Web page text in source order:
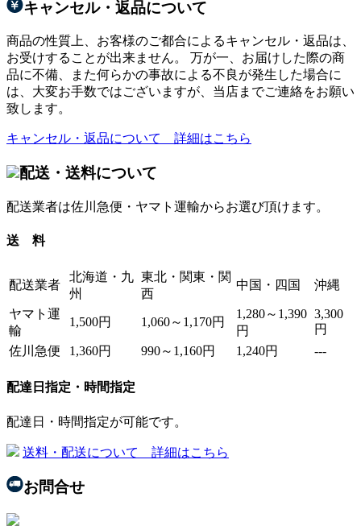
キャンセル・返品について
商品の性質上、お客様のご都合によるキャンセル・返品は、
お受けすることが出来ません。 万が一、お届けした際の商
品に不備、また何らかの事故による不良が発生した場合に
は、大変お手数ではございますが、当店までご連絡をお願い
致します。
キャンセル・返品について 詳細はこちら
配送・送料について
配送業者は佐川急便・ヤマト運輸からお選び頂けます。
送 料
配送業者
北海道・九
州
東北・関東・関
西
中国・四国 沖縄
ヤマト運
輸
1,500円 1,060～1,170円
1,280～1,390
円
3,300
円
佐川急便
1,360円 990～1,160円 1,240円 ---
配達日指定・時間指定
配達日・時間指定が可能です。
送料・配送について 詳細はこちら
お問合せ